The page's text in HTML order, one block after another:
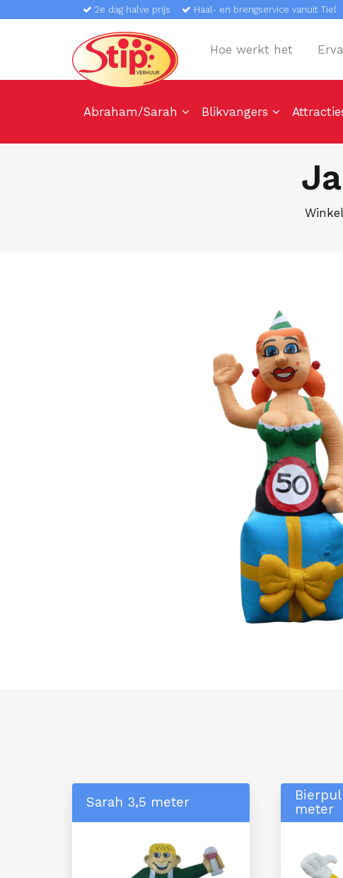
2e dag halve prijs Haal- en brengservice vanuit Tiel
Hoe werkt het
Abraham/Sarah Blikvangers
Winkel
Sarah 3,5 meter
meter